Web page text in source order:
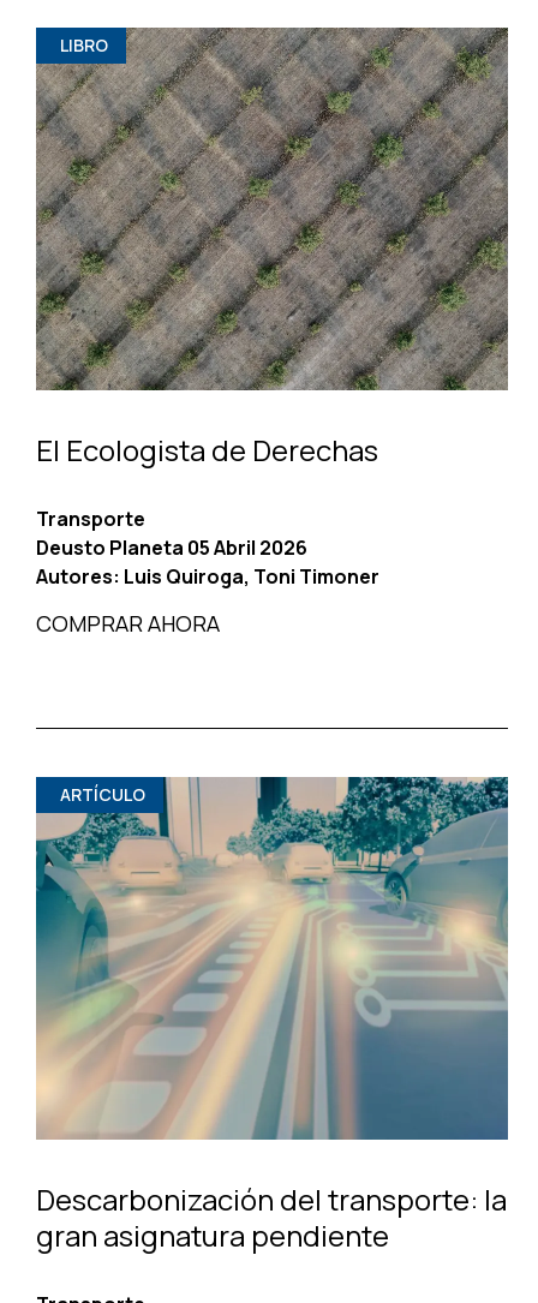
LIBRO
El Ecologista de Derechas
Transporte
Deusto Planeta 05 Abril 2026
Autores: Luis Quiroga, Toni Timoner
COMPRAR AHORA
ARTÍCULO
Descarbonización del transporte: la
gran asignatura pendiente